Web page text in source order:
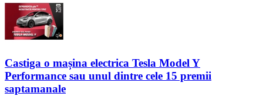
Castiga o mașina electrica Tesla Model Y
Performance sau unul dintre cele 15 premii
saptamanale